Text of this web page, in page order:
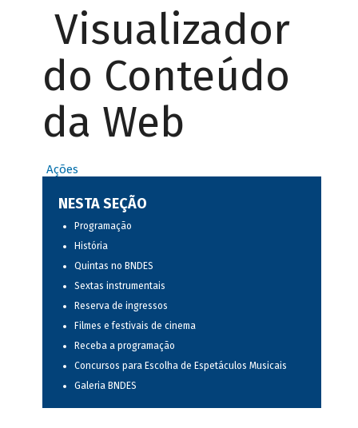
Visualizador
do Conteúdo
da Web
Ações
NESTA SEÇÃO
Programação
História
Quintas no BNDES
Sextas instrumentais
Reserva de ingressos
Filmes e festivais de cinema
Receba a programação
Concursos para Escolha de Espetáculos Musicais
Galeria BNDES